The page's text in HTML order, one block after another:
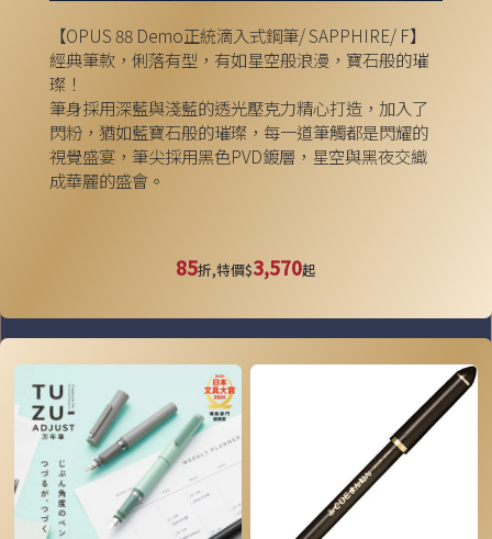
【OPUS 88 Demo正統滴入式鋼筆/ SAPPHIRE/ F】
經典筆款，俐落有型，有如星空般浪漫，寶石般的璀
璨！
筆身採用深藍與淺藍的透光壓克力精心打造，加入了
閃粉，猶如藍寶石般的璀璨，每一道筆觸都是閃耀的
視覺盛宴，筆尖採用黑色PVD鍍層，星空與黑夜交織
成華麗的盛會。
85折,特價$3,570起